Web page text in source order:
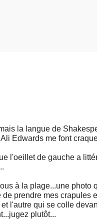
la langue de
Edwards me font
l'oeillet de gauche a
à la plage...une photo
prendre mes crapules
l'autre qui se colle
plutôt...